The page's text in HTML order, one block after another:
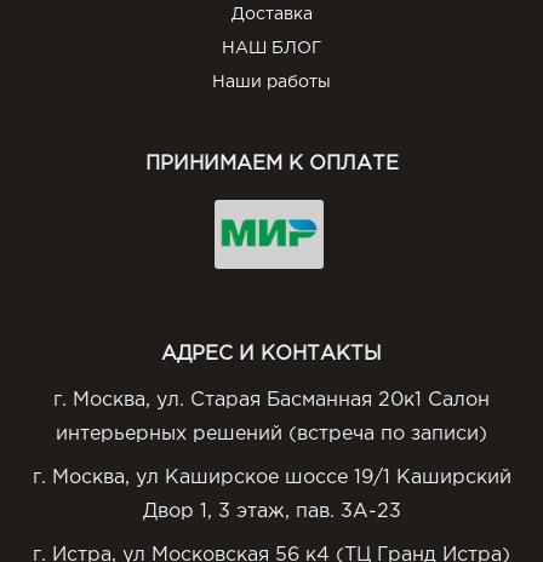
Доставка
НАШ БЛОГ
Наши работы
ПРИНИМАЕМ К ОПЛАТЕ
АДРЕС И КОНТАКТЫ
г. Москва, ул. Старая Басманная 20к1 Салон
интерьерных решений (встреча по записи)
г. Москва, ул Каширское шоссе 19/1 Каширский
Двор 1, 3 этаж, пав. 3А-23
г. Истра, ул Московская 56 к4 (ТЦ Гранд Истра)